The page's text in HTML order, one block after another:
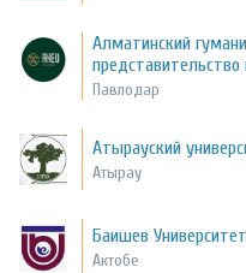
Алматинский
представительство
Павлодар
Атырауский
Атырау
Баишев Университет
Актобе